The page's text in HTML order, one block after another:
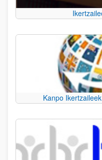
Kanpo